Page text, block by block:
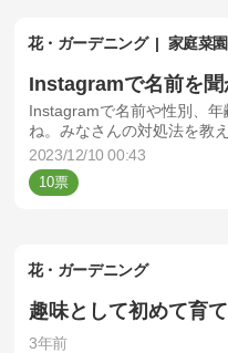
花・ガーデニング 家庭菜園
Instagramで名前を聞
Instagramで名前や性別、
ね。みなさんの対処法を教
2023/12/10 00:43
10
花・ガーデニング
趣味として初めて育
3年前